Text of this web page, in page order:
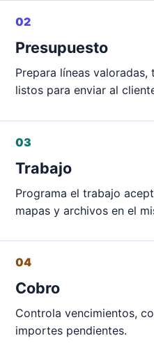
02
Presupuesto
Prepara líneas
listos para enviar al
03
Trabajo
Programa el trabajo
mapas y archivos en el
04
Cobro
Controla vencimientos,
importes pendientes.